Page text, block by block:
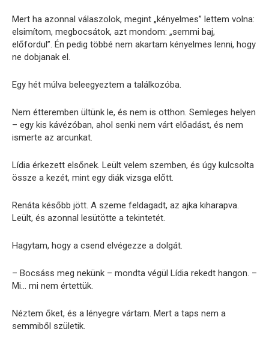
Mert ha azonnal válaszolok, megint „kényelmes” lettem volna:
elsimítom, megbocsátok, azt mondom: „semmi baj,
előfordul”. Én pedig többé nem akartam kényelmes lenni, hogy
ne dobjanak el.
Egy hét múlva beleegyeztem a találkozóba.
Nem étteremben ültünk le, és nem is otthon. Semleges helyen
– egy kis kávézóban, ahol senki nem várt előadást, és nem
ismerte az arcunkat.
Lídia érkezett elsőnek. Leült velem szemben, és úgy kulcsolta
össze a kezét, mint egy diák vizsga előtt.
Renáta később jött. A szeme feldagadt, az ajka kiharapva.
Leült, és azonnal lesütötte a tekintetét.
Hagytam, hogy a csend elvégezze a dolgát.
– Bocsáss meg nekünk – mondta végül Lídia rekedt hangon. –
Mi… mi nem értettük.
Néztem őket, és a lényegre vártam. Mert a taps nem a
semmiből születik.